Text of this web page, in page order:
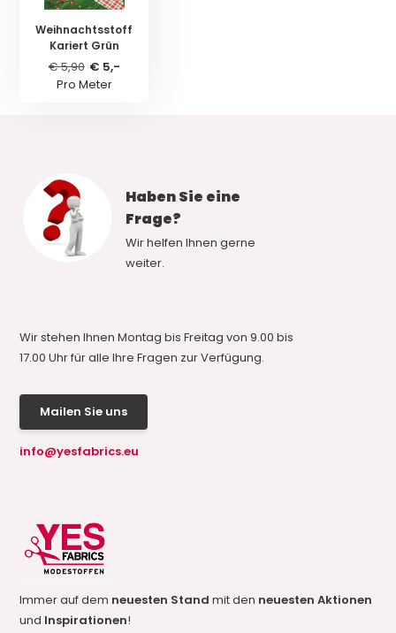
Weihnachtsstoff
Kariert Grün
€ 5,90 € 5,-
Pro Meter
Haben Sie eine
Frage?
Wir helfen Ihnen gerne
weiter.
Wir stehen Ihnen Montag bis Freitag von 9.00 bis
17.00 Uhr für alle Ihre Fragen zur Verfügung.
Mailen Sie uns
info@yesfabrics.eu
Immer auf dem neuesten Standmit den neuesten Aktionen
und Inspirationen!